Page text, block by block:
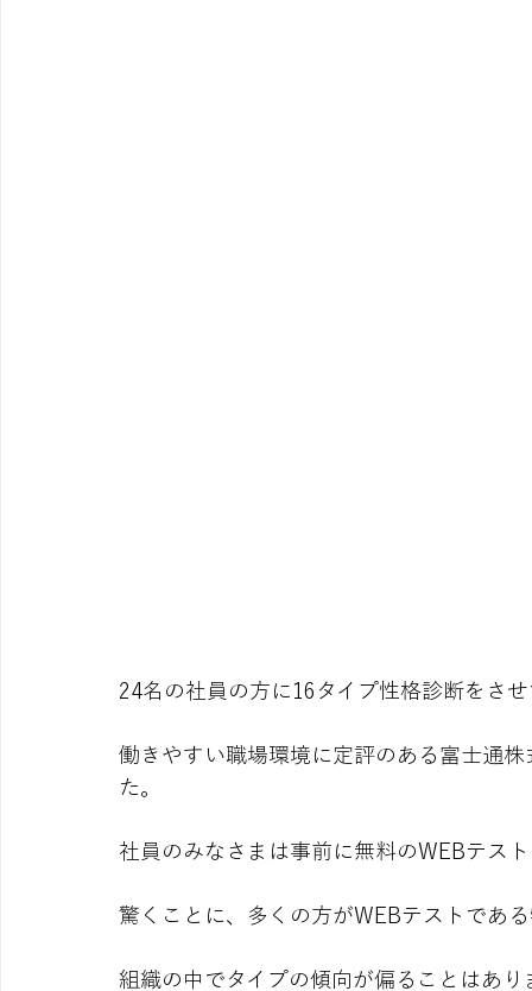
24名の社員の方に16タイプ性格診断をさ
働きやすい職場環境に定評のある富士通
た。
社員のみなさまは事前に無料のWEBテス
驚くことに、多くの方がWEBテストであ
組織の中でタイプの傾向が偏ることはあ